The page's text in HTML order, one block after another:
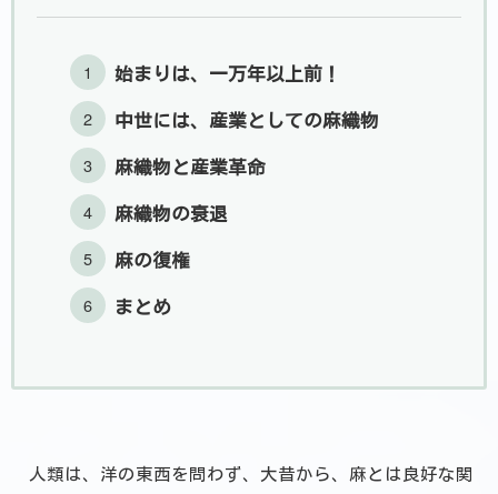
始まりは、一万年以上前！
中世には、産業としての麻織物
麻織物と産業革命
麻織物の衰退
麻の復権
まとめ
人類は、洋の東西を問わず、大昔から、麻とは良好な関